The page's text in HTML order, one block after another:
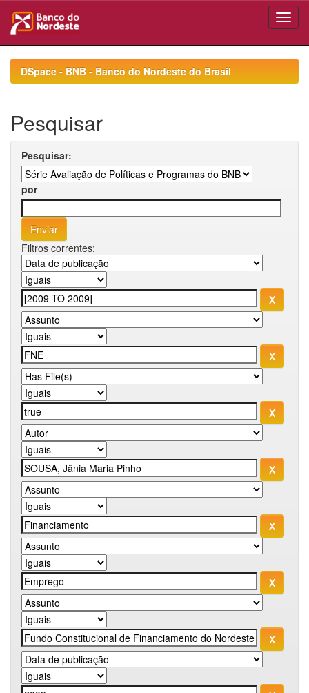
navigationDSpace - BNB - Banco do Nordeste do Brasil
Pesquisar
Pesquisar:
por
Filtros correntes: